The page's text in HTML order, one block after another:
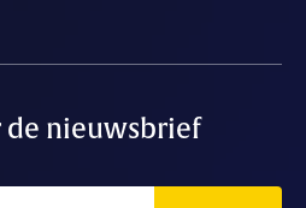
de nieuwsbrief